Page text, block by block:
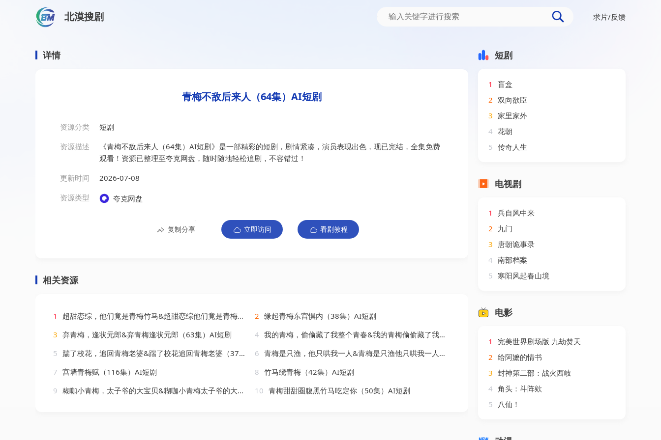
北漠搜剧 求片/反馈
详情
青梅不敌后来人（64集）AI短剧
资源分类
短剧
资源描述
《青梅不敌后来人（64集）AI短剧》是一部精彩的短剧，剧情紧凑，演员表现出色，现已完结，全集免费
观看！资源已整理至夸克网盘，随时随地轻松追剧，不容错过！
更新时间
2026-07-08
资源类型
夸克网盘
复制分享 立即访问 看剧教程
相关资源
1 超甜恋综，他们竟是青梅竹马&超甜恋综他们竟是青梅竹马（91集）AI短剧 2 缘起青梅东宫惧内（38集）AI短剧
3 弃青梅，逢状元郎&弃青梅逢状元郎（63集）AI短剧 4 我的青梅，偷偷藏了我整个青春&我的青梅偷偷藏了我整个青春（44集）AI短剧
5 踹了校花，追回青梅老婆&踹了校花追回青梅老婆（37集）AI短剧 6 青梅是只渔，他只哄我一人&青梅是只渔他只哄我一人（102集）AI短剧
7 宫墙青梅赋（116集）AI短剧 8 竹马绕青梅（42集）AI短剧
9 糊咖小青梅，太子爷的大宝贝&糊咖小青梅太子爷的大宝贝（50集）AI短剧 10 青梅甜甜圈腹黑竹马吃定你（50集）AI短剧
短剧
1
盲盒
2 双向欲臣
3 家里家外
4 花朝
5 传奇人生
电视剧
1
兵自风中来
2 九门
3 唐朝诡事录
4 南部档案
5 寒阳风起春山境
电影
1
完美世界剧场版 九劫焚天
2 给阿嬷的情书
3 封神第二部：战火西岐
4 角头：斗阵欸
5
八仙！